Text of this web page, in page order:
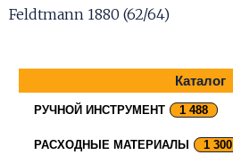
Feldtmann 1880 (62/64)
Каталог
РУЧНОЙ ИНСТРУМЕНТ 1 488
РАСХОДНЫЕ МАТЕРИАЛЫ 1 300